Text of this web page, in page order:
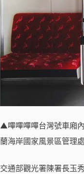
▲嗶嗶嗶嗶台灣號車廂
蘭海岸國家風景區管理
交通部觀光署陳署長玉